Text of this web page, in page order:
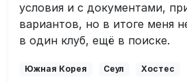
условия и с документами,
вариантов, но в итоге меня
в один клуб, ещё в поиске.
Южная Корея Сеул Хостес